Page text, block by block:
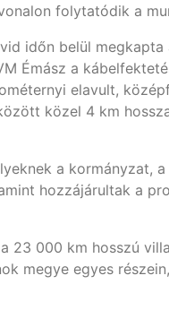
folytatódik a
időn belül megkapta
Émász a
elavult,
közel 4 km
a kormányzat,
hozzájárultak a
23 000 km hosszú
megye egyes